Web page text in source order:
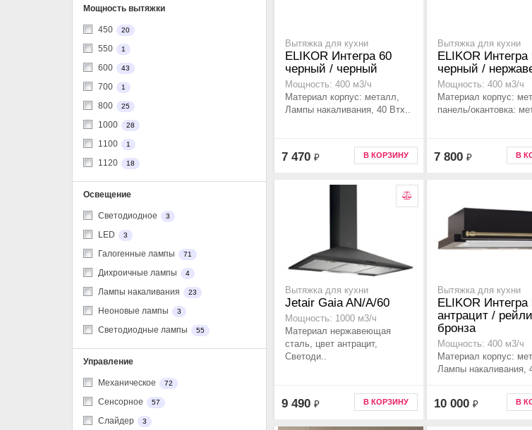
Мощность вытяжки
450 20
550 1
600 43
700 1
800 25
1000 28
1100 1
1120 18
Освещение
Cветодиодное 3
LED 3
Галогенные лампы 71
Дихроичные лампы 4
Лампы накаливания 23
Неоновые лампы 3
Светодиодные лампы 55
Управление
Механическое 72
Сенсорное 57
Слайдер 3
Вытяжка для кухни
ELIKOR Интегра 60
черный / черный
Мощность: 400 м3/ч
Материал корпус: металл,
Лампы накаливания, 40 Втx..
7 470 ₽ В КОРЗИНУ
Вытяжка для кухни
ELIKOR Интегра
черный /
Мощность: 400 м3/ч
Материал корпус:
панель/окантовка:
7 800 ₽ В
Вытяжка для кухни
Jetair Gaia AN/A/60
Мощность: 1000 м3/ч
Материал нержавеющая
сталь, цвет антрацит,
Светоди..
9 490 ₽ В КОРЗИНУ
Вытяжка для кухни
ELIKOR Интегра
антрацит /
бронза
Мощность: 400 м3/ч
Материал корпус:
Лампы накаливания,
10 000 ₽ В